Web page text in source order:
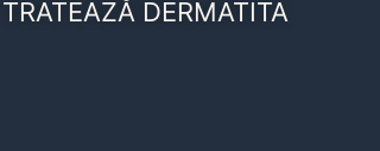
TRATEAZĂ DERMATITA